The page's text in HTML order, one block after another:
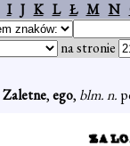
I J K L Ł M N
na stronie
Zaletne,ego, blm. n.